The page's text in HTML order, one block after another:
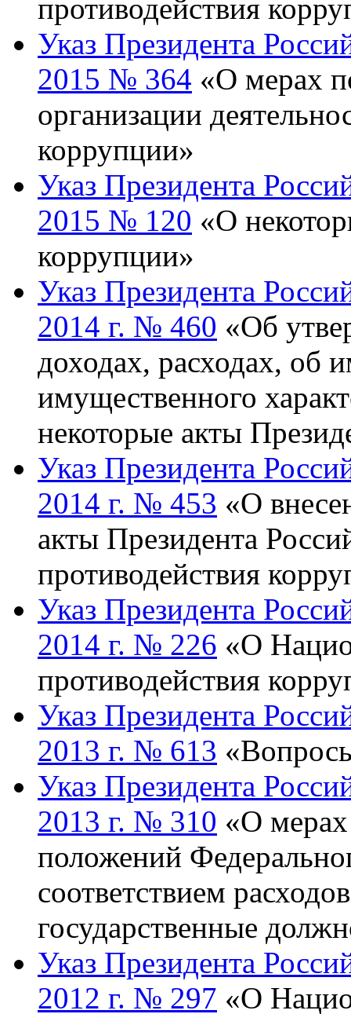
противодействия
Указ Президента
2015 № 364 «О мерах
организации
коррупции»
Указ Президента
2015 № 120 «О
коррупции»
Указ Президента
2014 г. № 460 «Об
доходах, расходах, об
имущественного
некоторые акты
Указ Президента
2014 г. № 453 «О
акты Президента
противодействия
Указ Президента
2014 г. № 226 «О
противодействия
Указ Президента
2013 г. № 613
Указ Президента
2013 г. № 310 «О
положений
соответствием
государственные
Указ Президента
2012 г. № 297 «О